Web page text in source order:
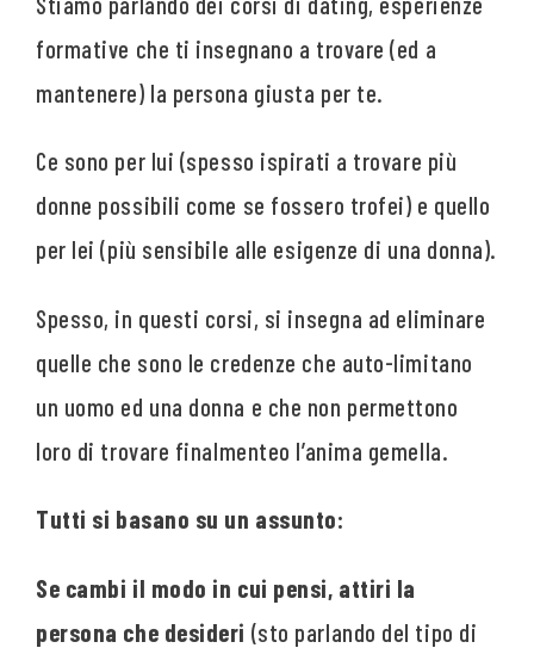
formative che ti insegnano a trovare (ed a
mantenere) la persona giusta per te.
Ce sono per lui (spesso ispirati a trovare più
donne possibili come se fossero trofei) e quello
per lei (più sensibile alle esigenze di una donna).
Spesso, in questi corsi, si insegna ad eliminare
quelle che sono le credenze che auto-limitano
un uomo ed una donna e che non permettono
loro di trovare finalmenteo l’anima gemella.
Tutti si basano su un assunto:
Se cambi il modo in cui pensi, attiri la
persona che desideri (sto parlando del tipo di